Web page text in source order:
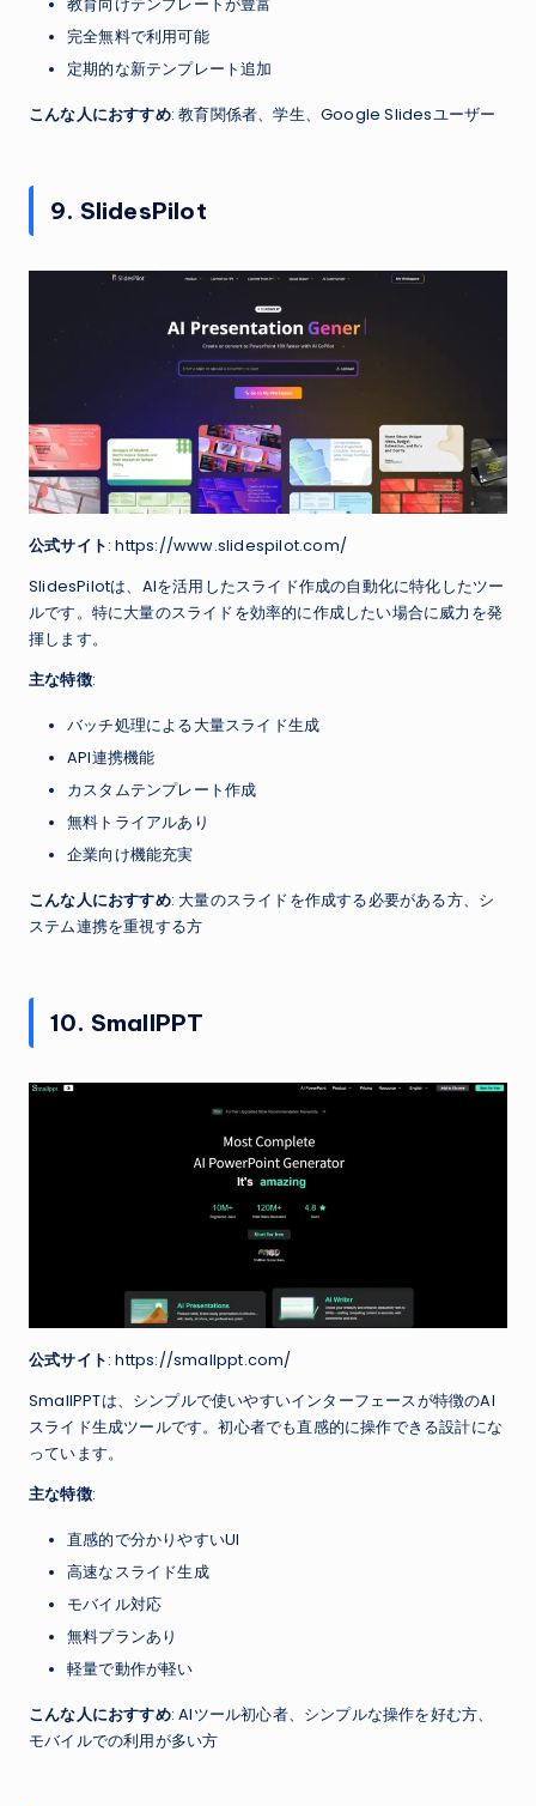
完全無料で利用可能
定期的な新テンプレート追加
こんな人におすすめ: 教育関係者、学生、Google Slidesユーザー
9. SlidesPilot
公式サイト: https://www.slidespilot.com/
SlidesPilotは、AIを活用したスライド作成の自動化に特化したツー
ルです。特に大量のスライドを効率的に作成したい場合に威力を発
揮します。
主な特徴:
バッチ処理による大量スライド生成
API連携機能
カスタムテンプレート作成
無料トライアルあり
企業向け機能充実
こんな人におすすめ: 大量のスライドを作成する必要がある方、シ
ステム連携を重視する方
10. SmallPPT
公式サイト: https://smallppt.com/
SmallPPTは、シンプルで使いやすいインターフェースが特徴のAI
スライド生成ツールです。初心者でも直感的に操作できる設計にな
っています。
主な特徴:
直感的で分かりやすいUI
高速なスライド生成
モバイル対応
無料プランあり
軽量で動作が軽い
こんな人におすすめ: AIツール初心者、シンプルな操作を好む方、
モバイルでの利用が多い方